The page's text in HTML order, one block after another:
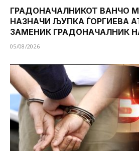
ГРАДОНАЧАЛНИКОТ ВАНЧО
НАЗНАЧИ ЉУПКА ЃОРГИЕВА
ЗАМЕНИК ГРАДОНАЧАЛНИК
05/08/2026